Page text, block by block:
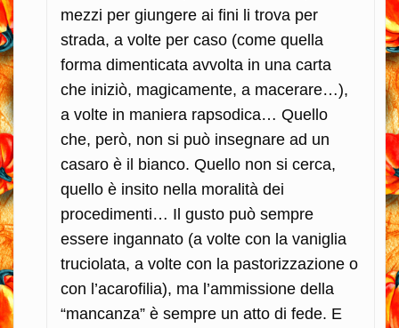
mezzi per giungere ai fini li trova per
strada, a volte per caso (come quella
forma dimenticata avvolta in una carta
che iniziò, magicamente, a macerare…),
a volte in maniera rapsodica… Quello
che, però, non si può insegnare ad un
casaro è il bianco. Quello non si cerca,
quello è insito nella moralità dei
procedimenti… Il gusto può sempre
essere ingannato (a volte con la vaniglia
truciolata, a volte con la pastorizzazione o
con l’acarofilia), ma l’ammissione della
“mancanza” è sempre un atto di fede. E